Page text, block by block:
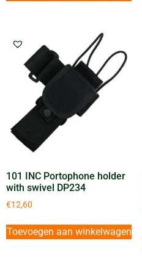
101 INC Portophone holder
with swivel DP234
€12,60
Toevoegen aan winkelwagen